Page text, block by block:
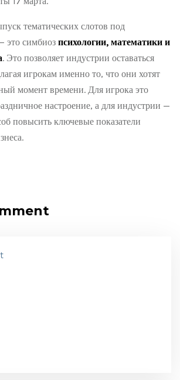
тематических слотов под
это симбиоз психологии, математики и
. Это позволяет индустрии оставаться
игрокам именно то, что они хотят
момент времени. Для игрока это
настроение, а для индустрии —
повысить ключевые показатели